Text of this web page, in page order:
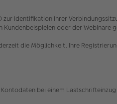
Identifikation Ihrer
oder der Webinare
die Möglichkeit, Ihre
bei einem